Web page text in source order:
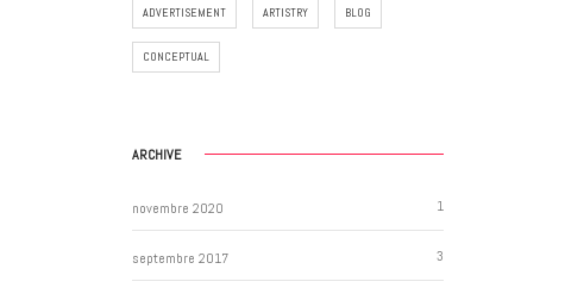
ADVERTISEMENT ARTISTRY BLOG
CONCEPTUAL
ARCHIVE
novembre 2020 1
septembre 2017 3